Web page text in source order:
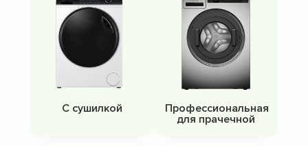
С сушилкой
Профессиональная
для прачечной